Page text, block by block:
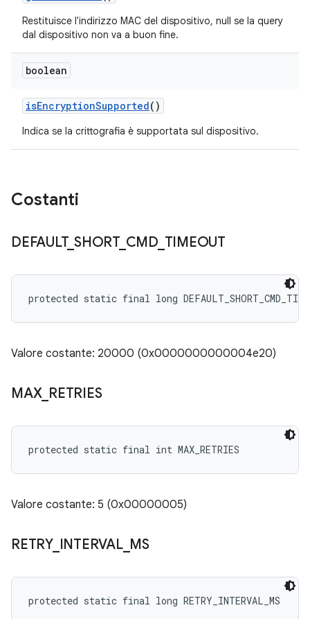
Restituisce l'indirizzo MAC del dispositivo, null se la query
dal dispositivo non va a buon fine.
boolean
isEncryptionSupported()
Indica se la crittografia è supportata sul dispositivo.
Costanti
DEFAULT_ SHORT_ CMD_ TIMEOUT
protected static final long
Valore costante: 20000 (0x0000000000004e20)
MAX_ RETRIES
protected static final int MAX_RETRIES
Valore costante: 5 (0x00000005)
RETRY_ INTERVAL_ MS
protected static final long RETRY_INTERVAL_MS